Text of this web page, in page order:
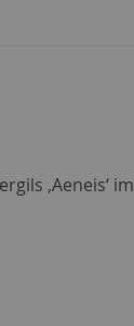
‚Aeneis‘